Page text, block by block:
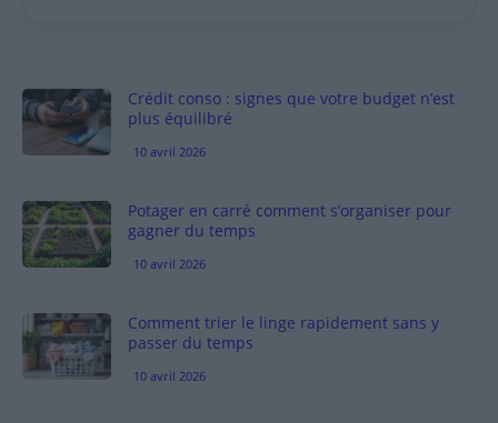
Crédit conso : signes que votre budget n’est
plus équilibré
10 avril 2026
Potager en carré comment s’organiser pour
gagner du temps
10 avril 2026
Comment trier le linge rapidement sans y
passer du temps
10 avril 2026